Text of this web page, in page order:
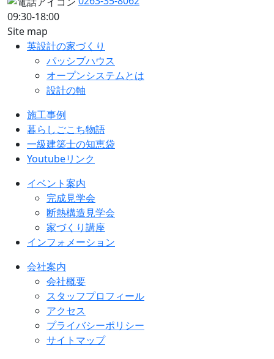
09:30-18:00
Site map
英設計の家づくり
パッシブハウス
オープンシステムとは
設計の軸
施工事例
暮らしごこち物語
一級建築士の知恵袋
Youtubeリンク
イベント案内
完成見学会
断熱構造見学会
家づくり講座
インフォメーション
会社案内
会社概要
スタッフプロフィール
アクセス
プライバシーポリシー
サイトマップ